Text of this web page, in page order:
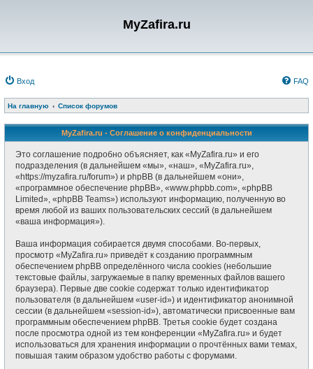
MyZafira.ru
Вход FAQ
На главную Список форумов
MyZafira.ru - Соглашение о конфиденциальности
Это соглашение подробно объясняет, как «MyZafira.ru» и его
подразделения (в дальнейшем «мы», «наш», «MyZafira.ru»,
«https://myzafira.ru/forum») и phpBB (в дальнейшем «они»,
«программное обеспечение phpBB», «www.phpbb.com», «phpBB
Limited», «phpBB Teams») используют информацию, полученную во
время любой из ваших пользовательских сессий (в дальнейшем
«ваша информация»).
Ваша информация собирается двумя способами. Во-первых,
просмотр «MyZafira.ru» приведёт к созданию программным
обеспечением phpBB определённого числа cookies (небольшие
текстовые файлы, загружаемые в папку временных файлов вашего
браузера). Первые две cookie содержат только идентификатор
пользователя (в дальнейшем «user-id») и идентификатор анонимной
сессии (в дальнейшем «session-id»), автоматически присвоенные вам
программным обеспечением phpBB. Третья cookie будет создана
после просмотра одной из тем конференции «MyZafira.ru» и будет
использоваться для хранения информации о прочтённых вами темах,
повышая таким образом удобство работы с форумами.